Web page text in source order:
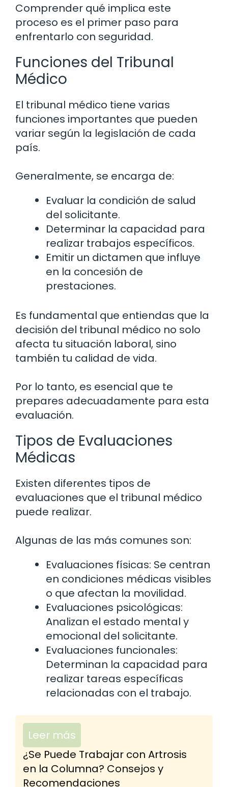
Comprender qué implica este
proceso es el primer paso para
enfrentarlo con seguridad.
Funciones del Tribunal
Médico
El tribunal médico tiene varias
funciones importantes que pueden
variar según la legislación de cada
país.
Generalmente, se encarga de:
Evaluar la condición de salud
del solicitante.
Determinar la capacidad para
realizar trabajos específicos.
Emitir un dictamen que influye
en la concesión de
prestaciones.
Es fundamental que entiendas que la
decisión del tribunal médico no solo
afecta tu situación laboral, sino
también tu calidad de vida.
Por lo tanto, es esencial que te
prepares adecuadamente para esta
evaluación.
Tipos de Evaluaciones
Médicas
Existen diferentes tipos de
evaluaciones que el tribunal médico
puede realizar.
Algunas de las más comunes son:
Evaluaciones físicas: Se centran
en condiciones médicas visibles
o que afectan la movilidad.
Evaluaciones psicológicas:
Analizan el estado mental y
emocional del solicitante.
Evaluaciones funcionales:
Determinan la capacidad para
realizar tareas específicas
relacionadas con el trabajo.
Leer más
¿Se Puede Trabajar con Artrosis
en la Columna? Consejos y
Recomendaciones